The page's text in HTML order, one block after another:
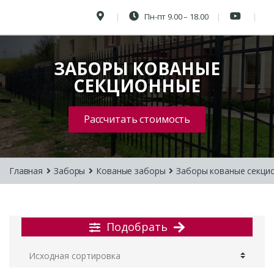
Пн-пт 9.00 – 18.00
ЗАБОРЫ КОВАНЫЕ
СЕКЦИОННЫЕ
Рассчитать стоимость
Главная Заборы Кованые заборы Заборы кованые
Подобрать